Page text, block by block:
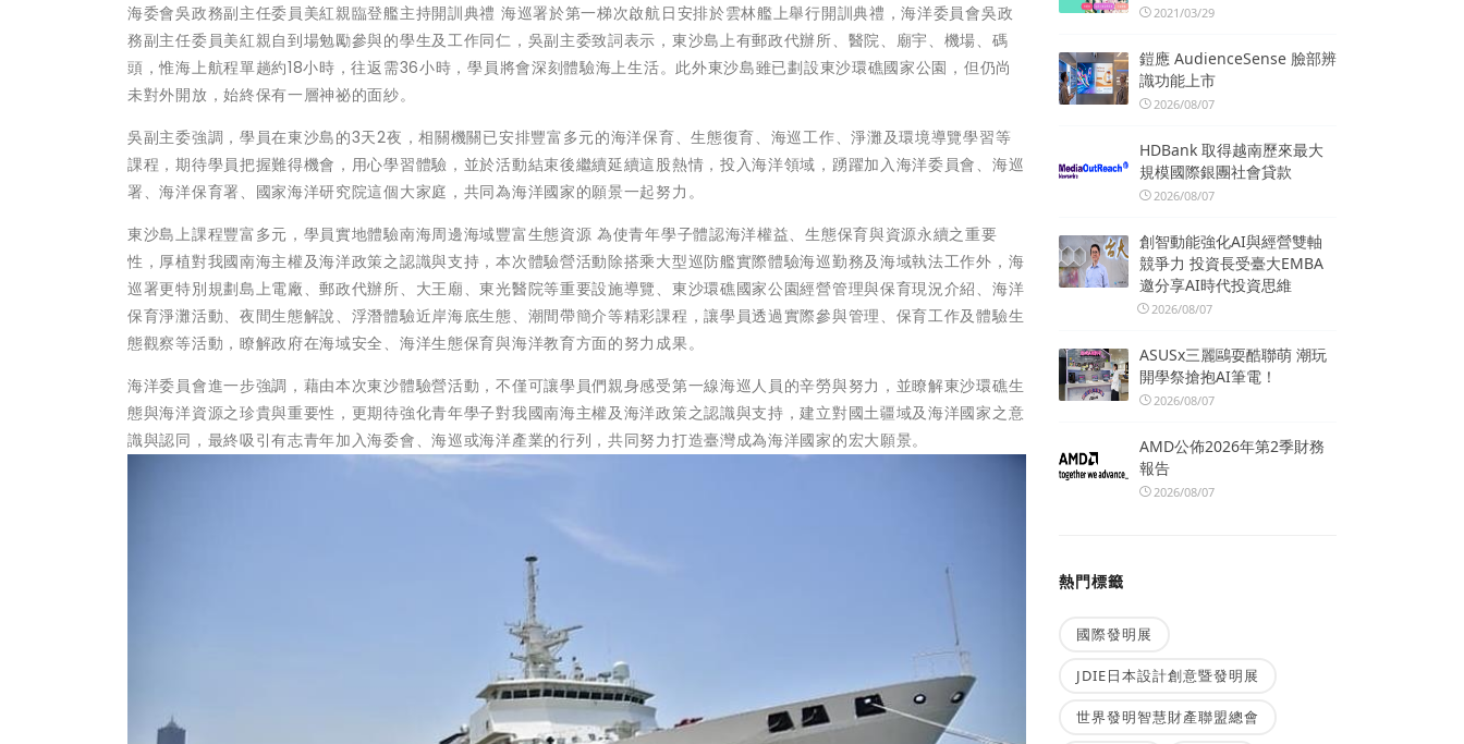
海委會吳政務副主任委員美紅親臨登艦主持開訓典禮 海巡署於第一梯次啟航日安排於雲林艦上舉行開訓典禮，海洋委員會吳政
務副主任委員美紅親自到場勉勵參與的學生及工作同仁，吳副主委致詞表示，東沙島上有郵政代辦所、醫院、廟宇、機場、碼
頭，惟海上航程單趟約18小時，往返需36小時，學員將會深刻體驗海上生活。此外東沙島雖已劃設東沙環礁國家公園，但仍尚
未對外開放，始終保有一層神祕的面紗。
吳副主委強調，學員在東沙島的3天2夜，相關機關已安排豐富多元的海洋保育、生態復育、海巡工作、淨灘及環境導覽學習等
課程，期待學員把握難得機會，用心學習體驗，並於活動結束後繼續延續這股熱情，投入海洋領域，踴躍加入海洋委員會、海巡
署、海洋保育署、國家海洋研究院這個大家庭，共同為海洋國家的願景一起努力。
東沙島上課程豐富多元，學員實地體驗南海周邊海域豐富生態資源 為使青年學子體認海洋權益、生態保育與資源永續之重要
性，厚植對我國南海主權及海洋政策之認識與支持，本次體驗營活動除搭乘大型巡防艦實際體驗海巡勤務及海域執法工作外，海
巡署更特別規劃島上電廠、郵政代辦所、大王廟、東光醫院等重要設施導覽、東沙環礁國家公園經營管理與保育現況介紹、海洋
保育淨灘活動、夜間生態解說、浮潛體驗近岸海底生態、潮間帶簡介等精彩課程，讓學員透過實際參與管理、保育工作及體驗生
態觀察等活動，瞭解政府在海域安全、海洋生態保育與海洋教育方面的努力成果。
海洋委員會進一步強調，藉由本次東沙體驗營活動，不僅可讓學員們親身感受第一線海巡人員的辛勞與努力，並瞭解東沙環礁生
態與海洋資源之珍貴與重要性，更期待強化青年學子對我國南海主權及海洋政策之認識與支持，建立對國土疆域及海洋國家之意
識與認同，最終吸引有志青年加入海委會、海巡或海洋產業的行列，共同努力打造臺灣成為海洋國家的宏大願景。
2021/03/29
鎧應 AudienceSense 臉部辨
識功能上市
2026/08/07
HDBank 取得越南歷來最大
規模國際銀團社會貸款
2026/08/07
創智動能強化AI與經營雙軸
競爭力 投資長受臺大EMBA
邀分享AI時代投資思維
2026/08/07
ASUSx三麗鷗耍酷聯萌 潮玩
開學祭搶抱AI筆電！
2026/08/07
AMD公佈2026年第2季財務
報告
2026/08/07
熱門標籤
國際發明展
JDIE日本設計創意暨發明展
世界發明智慧財產聯盟總會